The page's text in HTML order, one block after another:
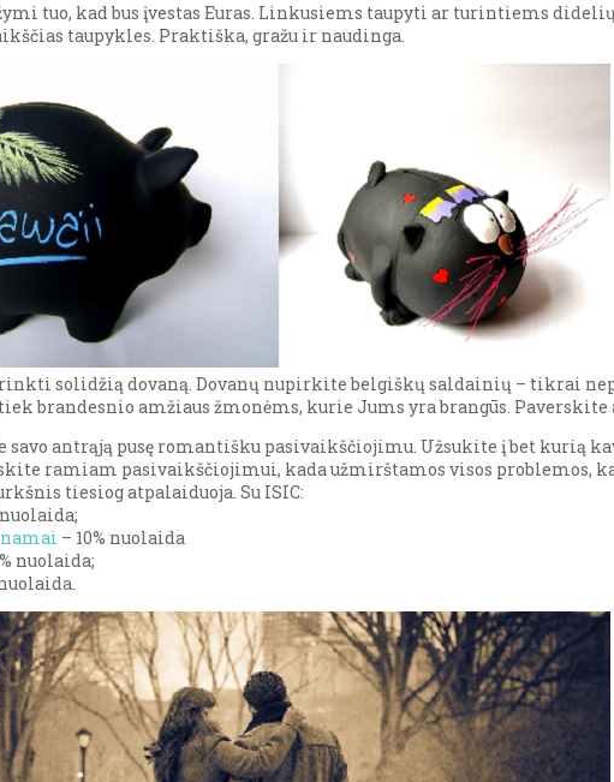
tuo, kad bus įvestas Euras. Linkusiems taupyti ar turintiems
taupykles. Praktiška, gražu ir naudinga.
solidžią dovaną. Dovanų nupirkite belgiškų saldainių – tikrai
brandesnio amžiaus žmonėms, kurie Jums yra brangūs.
savo antrąją pusę romantišku pasivaikščiojimu. Užsukite į bet kurią
ramiam pasivaikščiojimui, kada užmirštamos visos problemos,
tiesiog atpalaiduoja. Su ISIC:
nuolaida;
– 10% nuolaida
nuolaida;